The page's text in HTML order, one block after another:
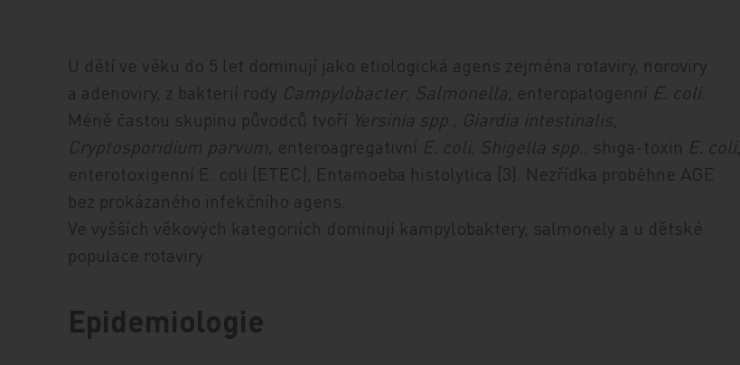
U dětí ve věku do 5 let dominují jako etiologická agens zejména rotaviry, noroviry
a adenoviry, z bakterií rody Campylobacter, Salmonella, enteropatogenní E. coli.
Méně častou skupinu původců tvoří Yersinia spp ., Giardia intestinalis,
Cryptosporidium parvum, enteroagregativní E. coli, Shigella spp ., shiga-toxin E. coli,
enterotoxigenní E. coli (ETEC), Entamoeba histolytica [3]. Nezřídka proběhne AGE
bez prokázaného infekčního agens.
Ve vyšších věkových kategoriích dominují kampylobaktery, salmonely a u dětské
populace rotaviry.
Epidemiologie